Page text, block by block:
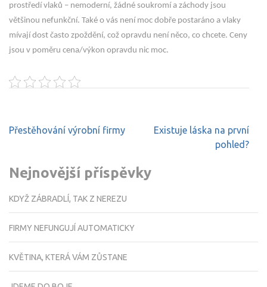
prostředí vlaků – nemoderní, žádné soukromí a záchody jsou
většinou nefunkční. Také o vás není moc dobře postaráno a vlaky
mívají dost často zpoždění, což opravdu není něco, co chcete. Ceny
jsou v poměru cena/výkon opravdu nic moc.
Navigace
Přestěhování výrobní firmy
Existuje láska na první
pohled?
Nejnovější příspěvky
KDYŽ ZÁBRADLÍ, TAK Z NEREZU
FIRMY NEFUNGUJÍ AUTOMATICKY
KVĚTINA, KTERÁ VÁM ZŮSTANE